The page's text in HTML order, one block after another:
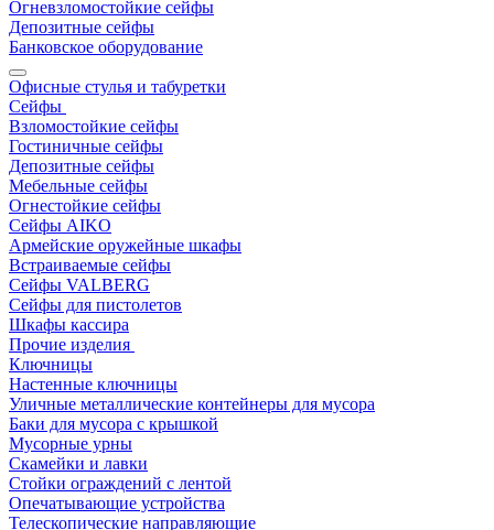
Огневзломостойкие сейфы
Депозитные сейфы
Банковское оборудование
Офисные стулья и табуретки
Сейфы
Взломостойкие сейфы
Гостиничные сейфы
Депозитные сейфы
Мебельные сейфы
Огнестойкие сейфы
Сейфы AIKO
Армейские оружейные шкафы
Встраиваемые сейфы
Сейфы VALBERG
Сейфы для пистолетов
Шкафы кассира
Прочие изделия
Ключницы
Настенные ключницы
Уличные металлические контейнеры для мусора
Баки для мусора с крышкой
Мусорные урны
Скамейки и лавки
Стойки ограждений с лентой
Опечатывающие устройства
Телескопические направляющие